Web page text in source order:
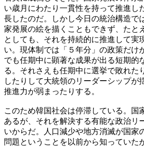
い歳月にわたり一貫性を持って推進し
長したのだ。しかし今日の統治構造で
家発展の絵を描くこともできず、たと
としても、それを持続的に推進して実
い。現体制では「５年分」の政策だけ
でも任期中に顕著な成果が出る短期的
る。それさえも任期中に選挙で敗れた
したりして大統領のリーダーシップが
推進力が弱まったりする。
このため韓国社会は停滞している。国
あるが、それを解決する有能な政治リ
いからだ。人口減少や地方消滅が国家
問題ということを以前から知っていた